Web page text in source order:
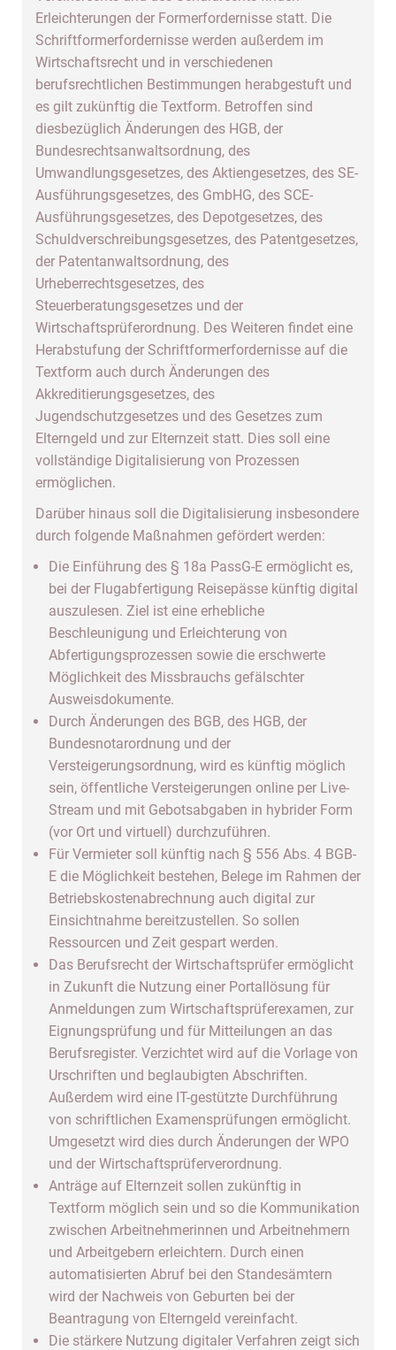
Erleichterungen der Formerfordernisse statt. Die
Schriftformerfordernisse werden außerdem im
Wirtschaftsrecht und in verschiedenen
berufsrechtlichen Bestimmungen herabgestuft und
es gilt zukünftig die Textform. Betroffen sind
diesbezüglich Änderungen des HGB, der
Bundesrechtsanwaltsordnung, des
Umwandlungsgesetzes, des Aktiengesetzes, des SE-
Ausführungsgesetzes, des GmbHG, des SCE-
Ausführungsgesetzes, des Depotgesetzes, des
Schuldverschreibungsgesetzes, des Patentgesetzes,
der Patentanwaltsordnung, des
Urheberrechtsgesetzes, des
Steuerberatungsgesetzes und der
Wirtschaftsprüferordnung. Des Weiteren findet eine
Herabstufung der Schriftformerfordernisse auf die
Textform auch durch Änderungen des
Akkreditierungsgesetzes, des
Jugendschutzgesetzes und des Gesetzes zum
Elterngeld und zur Elternzeit statt. Dies soll eine
vollständige Digitalisierung von Prozessen
ermöglichen.
Darüber hinaus soll die Digitalisierung insbesondere
durch folgende Maßnahmen gefördert werden:
Die Einführung des § 18a PassG-E ermöglicht es,
bei der Flugabfertigung Reisepässe künftig digital
auszulesen. Ziel ist eine erhebliche
Beschleunigung und Erleichterung von
Abfertigungsprozessen sowie die erschwerte
Möglichkeit des Missbrauchs gefälschter
Ausweisdokumente.
Durch Änderungen des BGB, des HGB, der
Bundesnotarordnung und der
Versteigerungsordnung, wird es künftig möglich
sein, öffentliche Versteigerungen online per Live-
Stream und mit Gebotsabgaben in hybrider Form
(vor Ort und virtuell) durchzuführen.
Für Vermieter soll künftig nach § 556 Abs. 4 BGB-
E die Möglichkeit bestehen, Belege im Rahmen der
Betriebskostenabrechnung auch digital zur
Einsichtnahme bereitzustellen. So sollen
Ressourcen und Zeit gespart werden.
Das Berufsrecht der Wirtschaftsprüfer ermöglicht
in Zukunft die Nutzung einer Portallösung für
Anmeldungen zum Wirtschaftsprüferexamen, zur
Eignungsprüfung und für Mitteilungen an das
Berufsregister. Verzichtet wird auf die Vorlage von
Urschriften und beglaubigten Abschriften.
Außerdem wird eine IT-gestützte Durchführung
von schriftlichen Examensprüfungen ermöglicht.
Umgesetzt wird dies durch Änderungen der WPO
und der Wirtschaftsprüferverordnung.
Anträge auf Elternzeit sollen zukünftig in
Textform möglich sein und so die Kommunikation
zwischen Arbeitnehmerinnen und Arbeitnehmern
und Arbeitgebern erleichtern. Durch einen
automatisierten Abruf bei den Standesämtern
wird der Nachweis von Geburten bei der
Beantragung von Elterngeld vereinfacht.
Die stärkere Nutzung digitaler Verfahren zeigt sich